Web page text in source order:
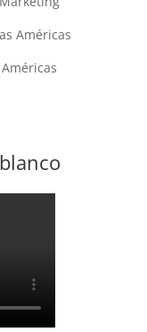
Américas